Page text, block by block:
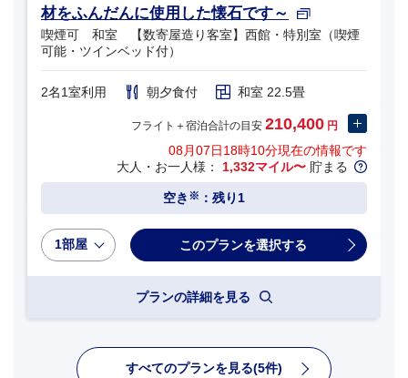
材をふんだんに使用した懐石です～
喫煙可 和室 【数寄屋造り客室】西館・特別室（喫煙
可能・ツインベッド付）
2名1室利用 朝夕食付 和室 22.5畳
フライト＋宿泊合計の目安 210,400 円
08月07日18時10分現在の情報です
大人・お一人様： 1,332マイル〜 貯まる
空き ※ ：残り1
1部屋
プランの詳細を見る
すべてのプランを見る(5件)